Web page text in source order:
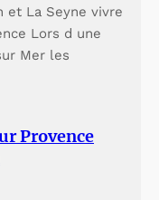
et La Seyne vivre
Lors d une
Mer les
Provence